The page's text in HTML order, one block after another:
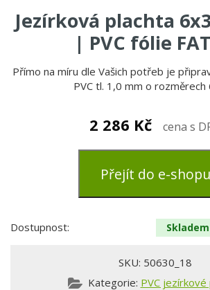
Jezírková plachta
| PVC fólie
Přímo na míru dle Vašich potřeb je
PVC tl. 1,0 mm o rozměrech
2 286 Kč cena s
Přejít do e-shopu
Dostupnost: Skladem
SKU: 50630_18
Kategorie: PVC jezírkové